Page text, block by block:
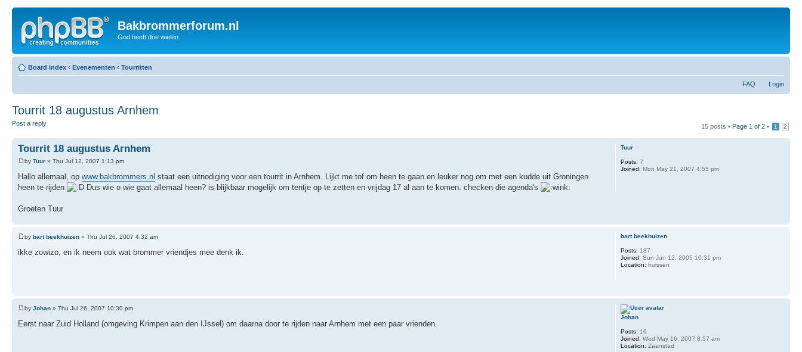
Bakbrommerforum.nl
God heeft drie wielen
Board index ‹ Evenementen ‹ Tourritten
FAQ Login
Tourrit 18 augustus Arnhem
Post a reply 15 posts • Page 1 of 2 • 1 2
Tourrit 18 augustus Arnhem
by Tuur » Thu Jul 12, 2007 1:13 pm
Hallo allemaal, op www.bakbrommers.nl staat een uitnodiging voor een tourrit in Arnhem. Lijkt me tof om heen te gaan en leuker nog om met een kudde uit Groningen
heen te rijden
Dus wie o wie gaat allemaal heen? is blijkbaar mogelijk om tentje op te zetten en vrijdag 17 al aan te komen. checken die agenda's
Groeten Tuur
Tuur
Posts: 7
Joined: Mon May 21, 2007 4:55 pm
by bart beekhuizen » Thu Jul 26, 2007 4:32 am
ikke zowizo, en ik neem ook wat brommer vriendjes mee denk ik.
bart beekhuizen
Posts: 187
Joined: Sun Jun 12, 2005 10:31 pm
Location: huissen
by Johan » Thu Jul 26, 2007 10:30 pm
Eerst naar Zuid Holland (omgeving Krimpen aan den IJssel) om daarna door te rijden naar Arnhem met een paar vrienden.
Johan
Posts: 16
Joined: Wed May 16, 2007 8:57 am
Location: Zaanstad